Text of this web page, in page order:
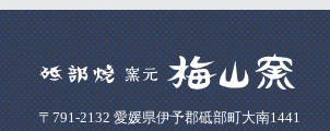
〒791-2132 愛媛県伊予郡砥部町大南1441